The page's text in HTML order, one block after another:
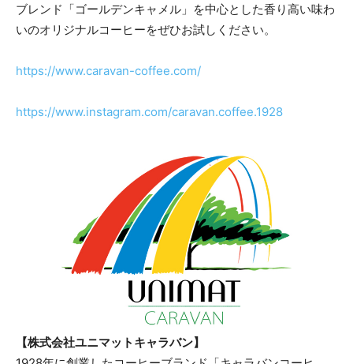
ブレンド「ゴールデンキャメル」を中心とした香り高い味わ
いのオリジナルコーヒーをぜひお試しください。
https://www.caravan-coffee.com/
https://www.instagram.com/caravan.coffee.1928
【株式会社ユニマットキャラバン】